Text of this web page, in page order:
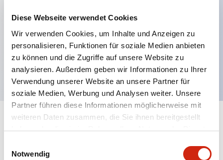
Diese Webseite verwendet Cookies
Wir verwenden Cookies, um Inhalte und Anzeigen zu
personalisieren, Funktionen für soziale Medien anbieten
zu können und die Zugriffe auf unsere Website zu
analysieren. Außerdem geben wir Informationen zu Ihrer
Verwendung unserer Website an unsere Partner für
soziale Medien, Werbung und Analysen weiter. Unsere
Partner führen diese Informationen möglicherweise mit
weiteren Daten zusammen, die Sie ihnen bereitgestellt
haben oder die sie im Rahmen Ihrer Nutzung der Dienste
Notwendig
Mehrfachbefestigung möglich
Der schlüsselsichere Selektorschalter verwendet
eine hochsichere Stiftzuhaltungsstruktur
Schutzart IP65 (IEC60529)